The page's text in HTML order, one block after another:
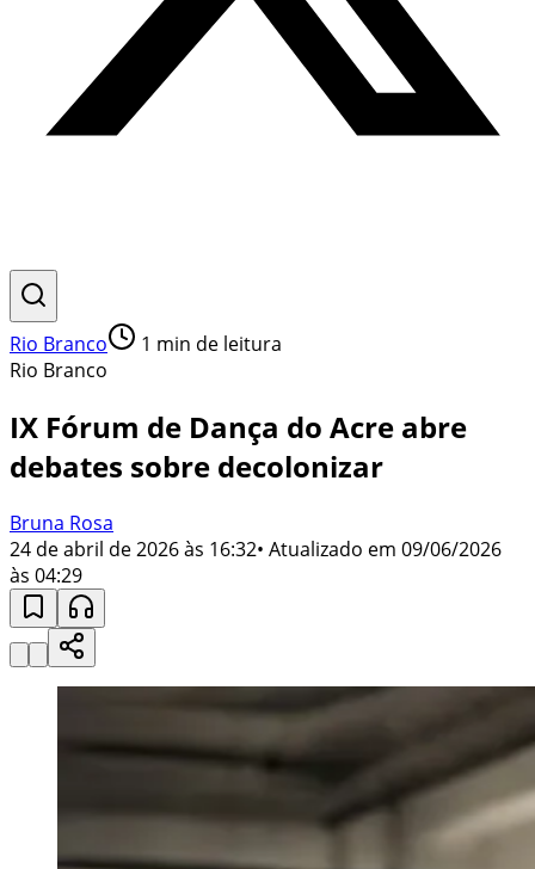
Rio Branco 1 min de leitura
Rio Branco
IX Fórum de Dança do Acre abre
debates sobre decolonizar
Bruna Rosa
24 de abril de 2026 às 16:32• Atualizado em 09/06/2026
às 04:29